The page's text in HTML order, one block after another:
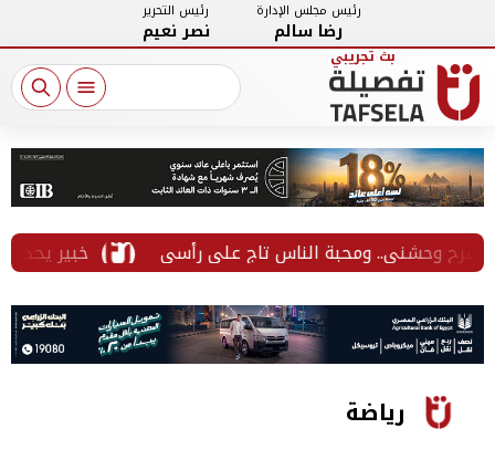
رئيس مجلس الإدارة
رضا سالم
رئيس التحرير
نصر نعيم
خبير يحذر من
رياضة